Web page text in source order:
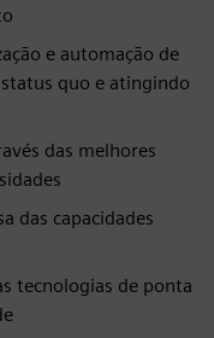
e automação de
quo e atingindo
das melhores
das capacidades
tecnologias de ponta